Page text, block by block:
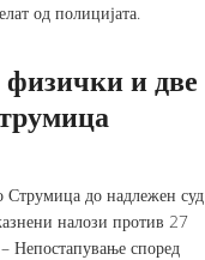
од полицијата.
и две
Струмица до надлежен суд
налози против 27
Непостапување според